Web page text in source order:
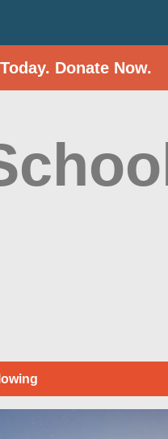
Donate Now.